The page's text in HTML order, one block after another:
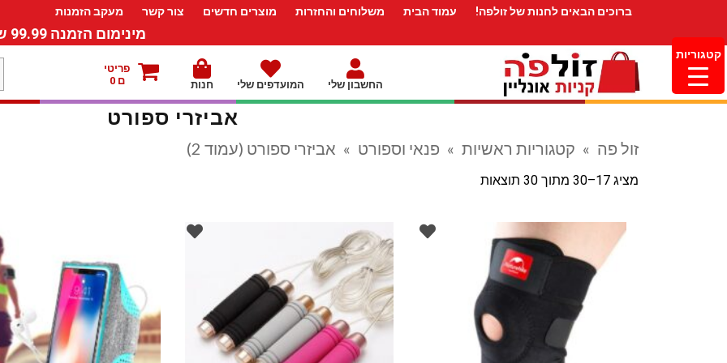
ברוכים הבאים לחנות של זולפה! עמוד הבית משלוחים והחזרות מוצרים חדשים צור קשר מעקב הזמנות
מינימום הזמנה 99.99 ש”ח – משלוח חינם ברכישה מעל 249.99ש”ח
החשבון שלי המועדפים שלי חנות
פריטי
ם 0
אביזרי ספורט
זול פה » קטגוריות ראשיות » פנאי וספורט » אביזרי ספורט (עמוד 2)
מציג 17–30 מתוך 30 תוצאות
קטגוריות